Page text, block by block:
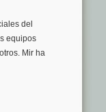
del
equipos
Mir ha